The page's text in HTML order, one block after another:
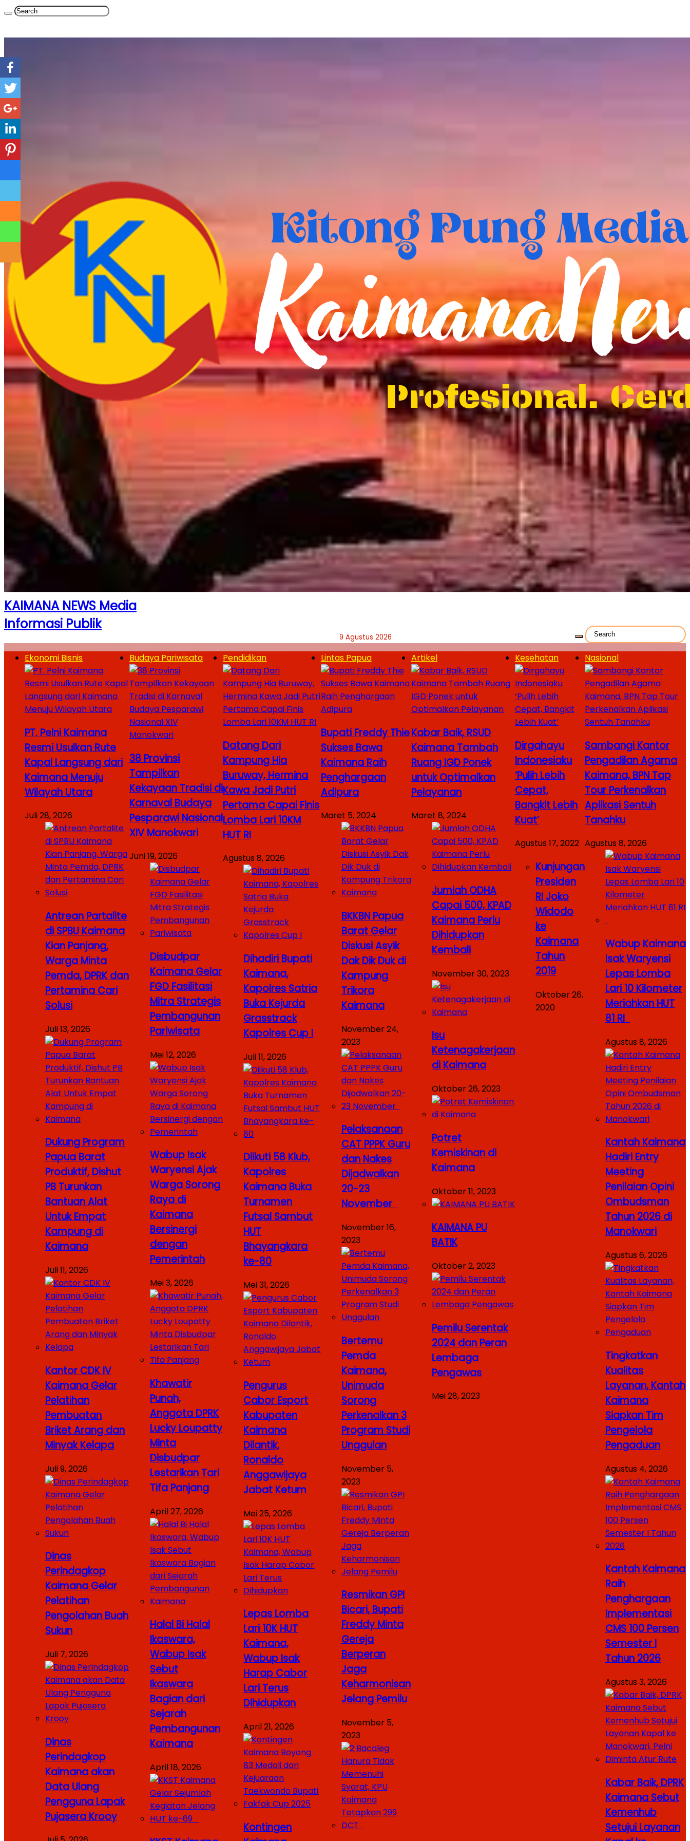
KAIMANA NEWS Media
Informasi Publik
9 Agustus 2026
Ekonomi Bisnis
PT. Pelni Kaimana
Resmi Usulkan Rute
Kapal Langsung dari
Kaimana Menuju
Wilayah Utara
Juli 28, 2026
Antrean Partalite
di SPBU Kaimana
Kian Panjang,
Warga Minta
Pemda, DPRK dan
Pertamina Cari
Solusi
Juli 13, 2026
Dukung Program
Papua Barat
Produktif, Dishut
PB Turunkan
Bantuan Alat
Untuk Empat
Kampung di
Kaimana
Juli 11, 2026
Kantor CDK IV
Kaimana Gelar
Pelatihan
Pembuatan
Briket Arang dan
Minyak Kelapa
Juli 9, 2026
Dinas
Perindagkop
Kaimana Gelar
Pelatihan
Pengolahan Buah
Sukun
Juli 7, 2026
Dinas
Perindagkop
Kaimana akan
Data Ulang
Pengguna Lapak
Pujasera Krooy
Budaya Pariwisata
38 Provinsi
Tampilkan
Kekayaan Tradisi di
Karnaval Budaya
Pesparawi Nasional
XIV Manokwari
Juni 19, 2026
Disbudpar
Kaimana Gelar
FGD Fasilitasi
Mitra Strategis
Pembangunan
Pariwisata
Mei 12, 2026
Wabup Isak
Waryensi Ajak
Warga Sorong
Raya di
Kaimana
Bersinergi
dengan
Pemerintah
Mei 3, 2026
Khawatir
Punah,
Anggota DPRK
Lucky Loupatty
Minta
Disbudpar
Lestarikan Tari
Tifa Panjang
April 27, 2026
Halal Bi Halal
Ikaswara,
Wabup Isak
Sebut
Ikaswara
Bagian dari
Sejarah
Pembangunan
Kaimana
April 18, 2026
Pendidikan
Datang Dari
Kampung Hia
Buruway, Hermina
Kawa Jadi Putri
Pertama Capai Finis
Lomba Lari 10KM
HUT RI
Agustus 8, 2026
Dihadiri Bupati
Kaimana,
Kapolres Satria
Buka Kejurda
Grasstrack
Kapolres Cup I
Juli 11, 2026
Diikuti 58 Klub,
Kapolres
Kaimana Buka
Turnamen
Futsal Sambut
HUT
Bhayangkara
ke-80
Mei 31, 2026
Pengurus
Cabor Esport
Kabupaten
Kaimana
Dilantik,
Ronaldo
Anggawijaya
Jabat Ketum
Mei 25, 2026
Lepas Lomba
Lari 10K HUT
Kaimana,
Wabup Isak
Harap Cabor
Lari Terus
Dihidupkan
April 21, 2026
Kontingen
Lintas Papua
Bupati Freddy Thie
Sukses Bawa
Kaimana Raih
Penghargaan
Adipura
Maret 5, 2024
BKKBN Papua
Barat Gelar
Diskusi Asyik
Dak Dik Duk di
Kampung
Trikora
Kaimana
November 24,
2023
Pelaksanaan
CAT PPPK Guru
dan Nakes
Dijadwalkan
20-23
November
November 16,
2023
Bertemu
Pemda
Kaimana,
Unimuda
Sorong
Perkenalkan 3
Program Studi
Unggulan
November 5,
2023
Resmikan GPI
Bicari, Bupati
Freddy Minta
Gereja
Berperan
Jaga
Keharmonisan
Jelang Pemilu
November 5,
2023
Artikel
Kabar Baik, RSUD
Kaimana Tambah
Ruang IGD Ponek
untuk Optimalkan
Pelayanan
Maret 8, 2024
Jumlah ODHA
Capai 500, KPAD
Kaimana Perlu
Dihidupkan
Kembali
November 30, 2023
Isu
Ketenagakerjaan
di Kaimana
Oktober 26, 2023
Potret
Kemiskinan di
Kaimana
Oktober 11, 2023
KAIMANA PU
BATIK
Oktober 2, 2023
Pemilu Serentak
2024 dan Peran
Lembaga
Pengawas
Mei 28, 2023
Kesehatan
Dirgahayu
Indonesiaku
‘Pulih Lebih
Cepat,
Bangkit Lebih
Kuat’
Agustus 17, 2022
Kunjungan
Presiden
RI Joko
Widodo
ke
Kaimana
Tahun
2019
Oktober 26,
2020
Nasional
Sambangi Kantor
Pengadilan Agama
Kaimana, BPN Tap
Tour Perkenalkan
Aplikasi Sentuh
Tanahku
Agustus 8, 2026
Wabup Kaimana
Isak Waryensi
Lepas Lomba
Lari 10 Kilometer
Meriahkan HUT
81 RI
Agustus 8, 2026
Kantah Kaimana
Hadiri Entry
Meeting
Penilaian Opini
Ombudsman
Tahun 2026 di
Manokwari
Agustus 6, 2026
Tingkatkan
Kualitas
Layanan, Kantah
Kaimana
Siapkan Tim
Pengelola
Pengaduan
Agustus 4, 2026
Kantah Kaimana
Raih
Penghargaan
Implementasi
CMS 100 Persen
Semester I
Tahun 2026
Agustus 3, 2026
Kabar Baik, DPRK
Kaimana Sebut
Kemenhub
Setujui Layanan